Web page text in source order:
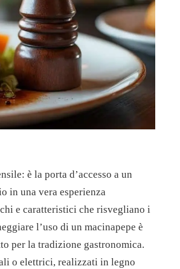
è la porta d’accesso a un
in una vera esperienza
e caratteristici che risvegliano i
l’uso di un macinapepe è
per la tradizione gastronomica.
o elettrici, realizzati in legno